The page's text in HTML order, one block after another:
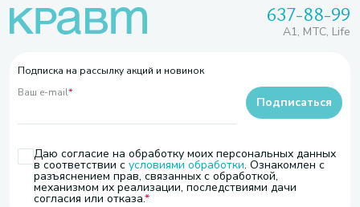
637-88-99
A1, МТС, Life
Подписка на рассылку акций и новинок
Ваш e-mail*
Даю согласие на обработку моих персональных данных
в соответствии с условиями обработки. Ознакомлен с
разъяснением прав, связанных с обработкой,
механизмом их реализации, последствиями дачи
согласия или отказа.
Подписаться